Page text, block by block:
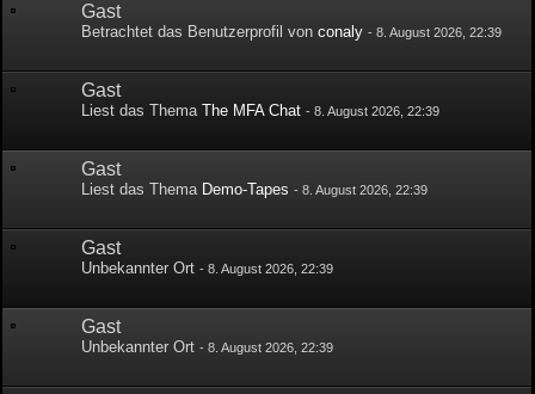
Gast
Betrachtet das Benutzerprofil vonconaly -8. August 2026, 22:39
Gast
Liest das ThemaThe MFA Chat -8. August 2026, 22:39
Gast
Liest das Thema Demo-Tapes -8. August 2026, 22:39
Gast
Unbekannter Ort-8. August 2026, 22:39
Gast
Unbekannter Ort-8. August 2026, 22:39